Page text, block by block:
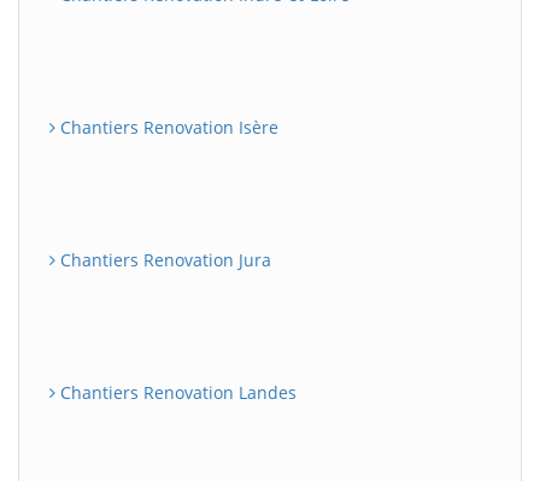
Chantiers Renovation Isère
Chantiers Renovation Jura
Chantiers Renovation Landes